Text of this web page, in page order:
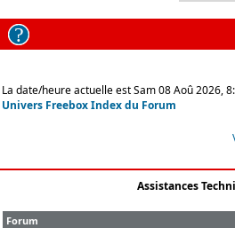
La date/heure actuelle est Sam 08 Aoû 2026,
Univers Freebox Index du Forum
Assistances
Forum